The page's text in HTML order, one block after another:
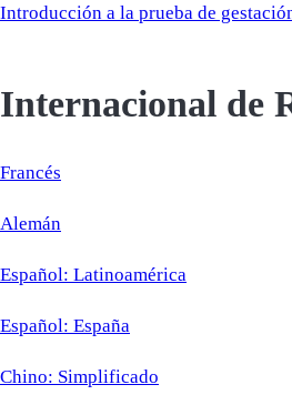
Introducción a la prueba de
Internacional de
Francés
Alemán
Español: Latinoamérica
Español: España
Chino: Simplificado